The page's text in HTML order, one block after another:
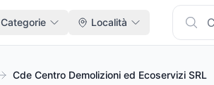
Categorie Località
Cde Centro Demolizioni ed Ecoservizi SRL